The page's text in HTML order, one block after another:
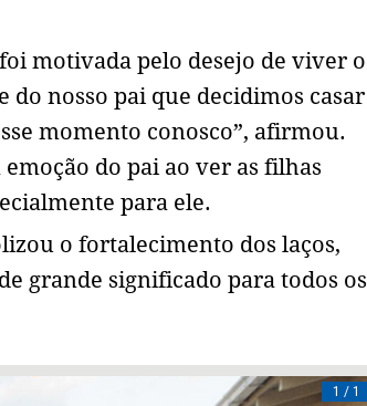
motivada pelo desejo de viver o
nosso pai que decidimos casar
momento conosco”, afirmou.
do pai ao ver as filhas
para ele.
o fortalecimento dos laços,
grande significado para todos os
1 / 1